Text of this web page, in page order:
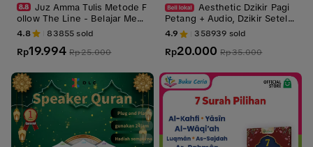
Juz Amma Tulis Metode F
ollow The Line - Belajar Menu
lis Al Qur'an Juz 30 FREE PEN
4.8 83855sold
Rp19.994 Rp25.000
Aesthetic Dzikir Pagi
Petang + Audio, Dzikir Setela
h Shalat dan Doa-Doa Pentin
g Dilengkapi dengan Audio ||
Dzikir pagi petang mini travel
4.9 358939 sold
Rp20.000 Rp35.000